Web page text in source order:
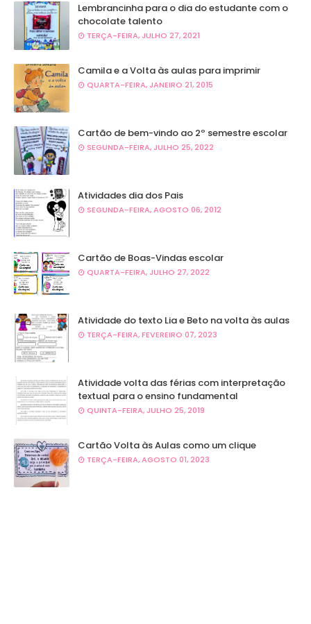
Lembrancinha para o dia do estudante com o
chocolate talento
TERÇA-FEIRA, JULHO 27, 2021
Camila e a Volta às aulas para imprimir
QUARTA-FEIRA, JANEIRO 21, 2015
Cartão de bem-vindo ao 2º semestre escolar
SEGUNDA-FEIRA, JULHO 25, 2022
Atividades dia dos Pais
SEGUNDA-FEIRA, AGOSTO 06, 2012
Cartão de Boas-Vindas escolar
QUARTA-FEIRA, JULHO 27, 2022
Atividade do texto Lia e Beto na volta às aulas
TERÇA-FEIRA, FEVEREIRO 07, 2023
Atividade volta das férias com interpretação
textual para o ensino fundamental
QUINTA-FEIRA, JULHO 25, 2019
Cartão Volta às Aulas como um clique
TERÇA-FEIRA, AGOSTO 01, 2023